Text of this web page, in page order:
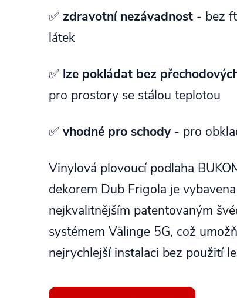
✅ zdravotní nezávadnost - bez
látek
✅ lze pokládat bez
pro prostory se stálou teplotou
✅ vhodné pro schody- pro
Vinylová plovoucí podlaha
dekorem Dub Frigola je
nejkvalitnějším patentovaným
systémem Välinge 5G, což
nejrychlejší instalaci bez použití